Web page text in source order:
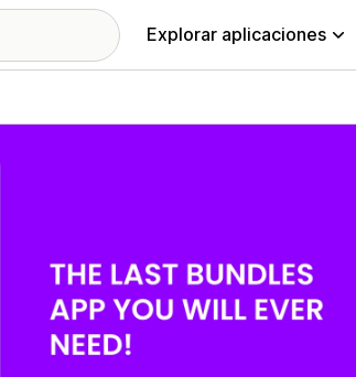
Explorar aplicaciones